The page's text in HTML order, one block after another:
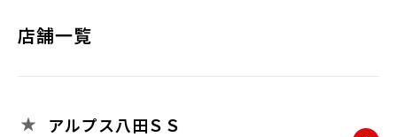
店舗一覧
アルプス八田ＳＳ